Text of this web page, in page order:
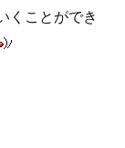
くことができ